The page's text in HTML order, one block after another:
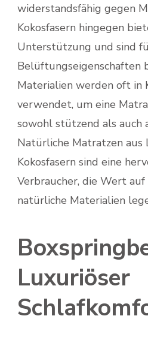
widerstandsfähig gegen
Kokosfasern hingegen
Unterstützung und sind
Belüftungseigenschaften
Materialien werden oft in
verwendet, um eine
sowohl stützend als auch
Natürliche Matratzen aus
Kokosfasern sind eine
Verbraucher, die Wert
natürliche Materialien
Luxuriöser